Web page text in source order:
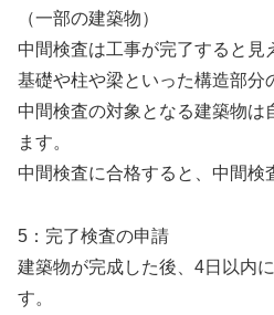
（一部の建築物）
中間検査は工事が完了すると見
基礎や柱や梁といった構造部分
中間検査の対象となる建築物は
ます。
中間検査に合格すると、中間検
5：完了検査の申請
建築物が完成した後、4日以内
す。